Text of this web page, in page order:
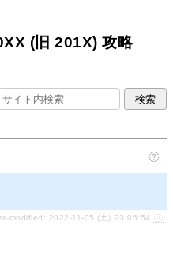
(旧 201X) 攻略
modified: 2022-11-05 (土) 23:05:54